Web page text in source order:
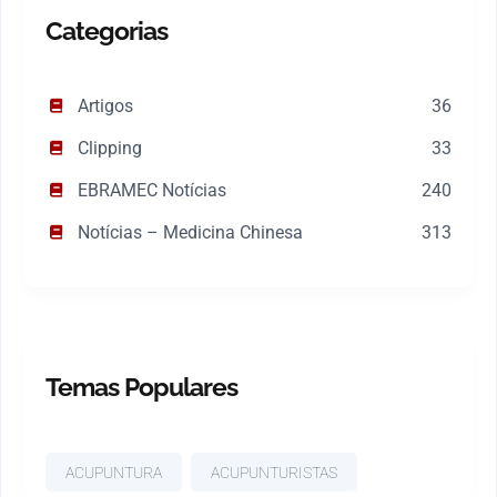
Categorias
Artigos
36
Clipping
33
EBRAMEC Notícias
240
Notícias – Medicina Chinesa
313
Temas Populares
ACUPUNTURA ACUPUNTURISTAS